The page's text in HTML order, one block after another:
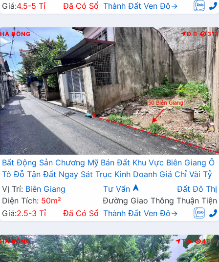
Giá:4.5-5 Tỉ Đã Có Sổ Thành Đất Ven Đô→
HÀ ĐÔNG Đ.B 314
Bất Động Sản Chương Mỹ Bán Đất Khu Vực Biên Giang Ô
Tô Đỗ Tận Đất Ngay Sát Trục Kinh Doanh Giá Chỉ Vài Tỷ
Vị Trí: Biên Giang Tư Vấn
Đất Đô Thị
Diện Tích: 50m²
Đường Giao Thông Thuận Tiện
Giá:2.5-3 Tỉ Đã Có Sổ Thành Đất Ven Đô→
HÀ ĐÔNG T.N 4896